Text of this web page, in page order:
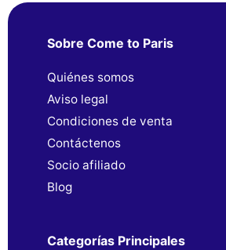
Sobre Come to Paris
Quiénes somos
Aviso legal
Condiciones de venta
Contáctenos
Socio afiliado
Blog
Categorías Principales